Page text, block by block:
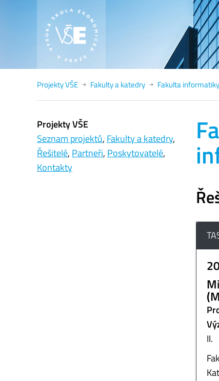
Projekty VŠE Fakulty a katedry Fakulta
II.
Projekty VŠE
Seznam projektů, Fakulty a katedry,
Řešitelé, Partneři, Poskytovatelé,
Kontakty